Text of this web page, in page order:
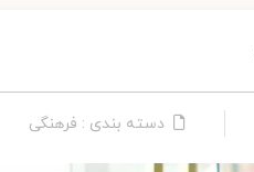
دسته بندی : فرهنگی